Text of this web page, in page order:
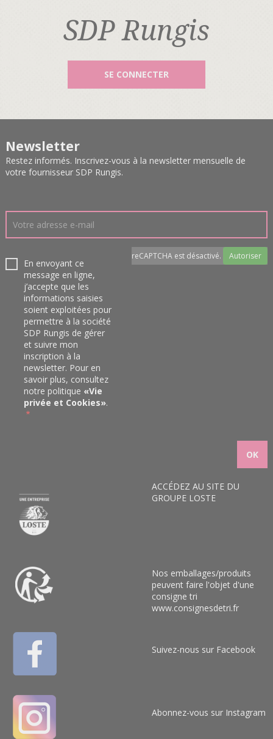
SDP Rungis
SE CONNECTER
Newsletter
Restez informés. Inscrivez-vous à la newsletter mensuelle de
votre fournisseur SDP Rungis.
En envoyant ce
message en ligne,
j’accepte que les
informations saisies
soient exploitées pour
permettre à la société
SDP Rungis de gérer
et suivre mon
inscription à la
newsletter. Pour en
savoir plus, consultez
notre politique «Vie
privée et Cookies».
reCAPTCHA est désactivé. Autoriser
ACCÉDEZ AU SITE DU
GROUPE LOSTE
Nos emballages/produits
peuvent faire l'objet d'une
consigne tri
www.consignesdetri.fr
Suivez-nous sur Facebook
Abonnez-vous sur Instagram